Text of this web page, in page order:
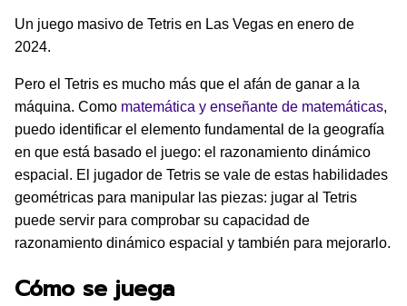
Un juego masivo de Tetris en Las Vegas en enero de
2024.
Pero el Tetris es mucho más que el afán de ganar a la
máquina. Como matemática y enseñante de matemáticas,
puedo identificar el elemento fundamental de la geografía
en que está basado el juego: el razonamiento dinámico
espacial. El jugador de Tetris se vale de estas habilidades
geométricas para manipular las piezas: jugar al Tetris
puede servir para comprobar su capacidad de
razonamiento dinámico espacial y también para mejorarlo.
Cómo se juega